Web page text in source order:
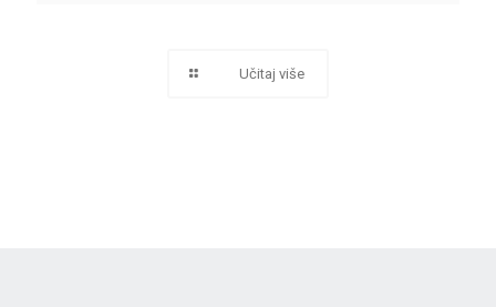
Učitaj više